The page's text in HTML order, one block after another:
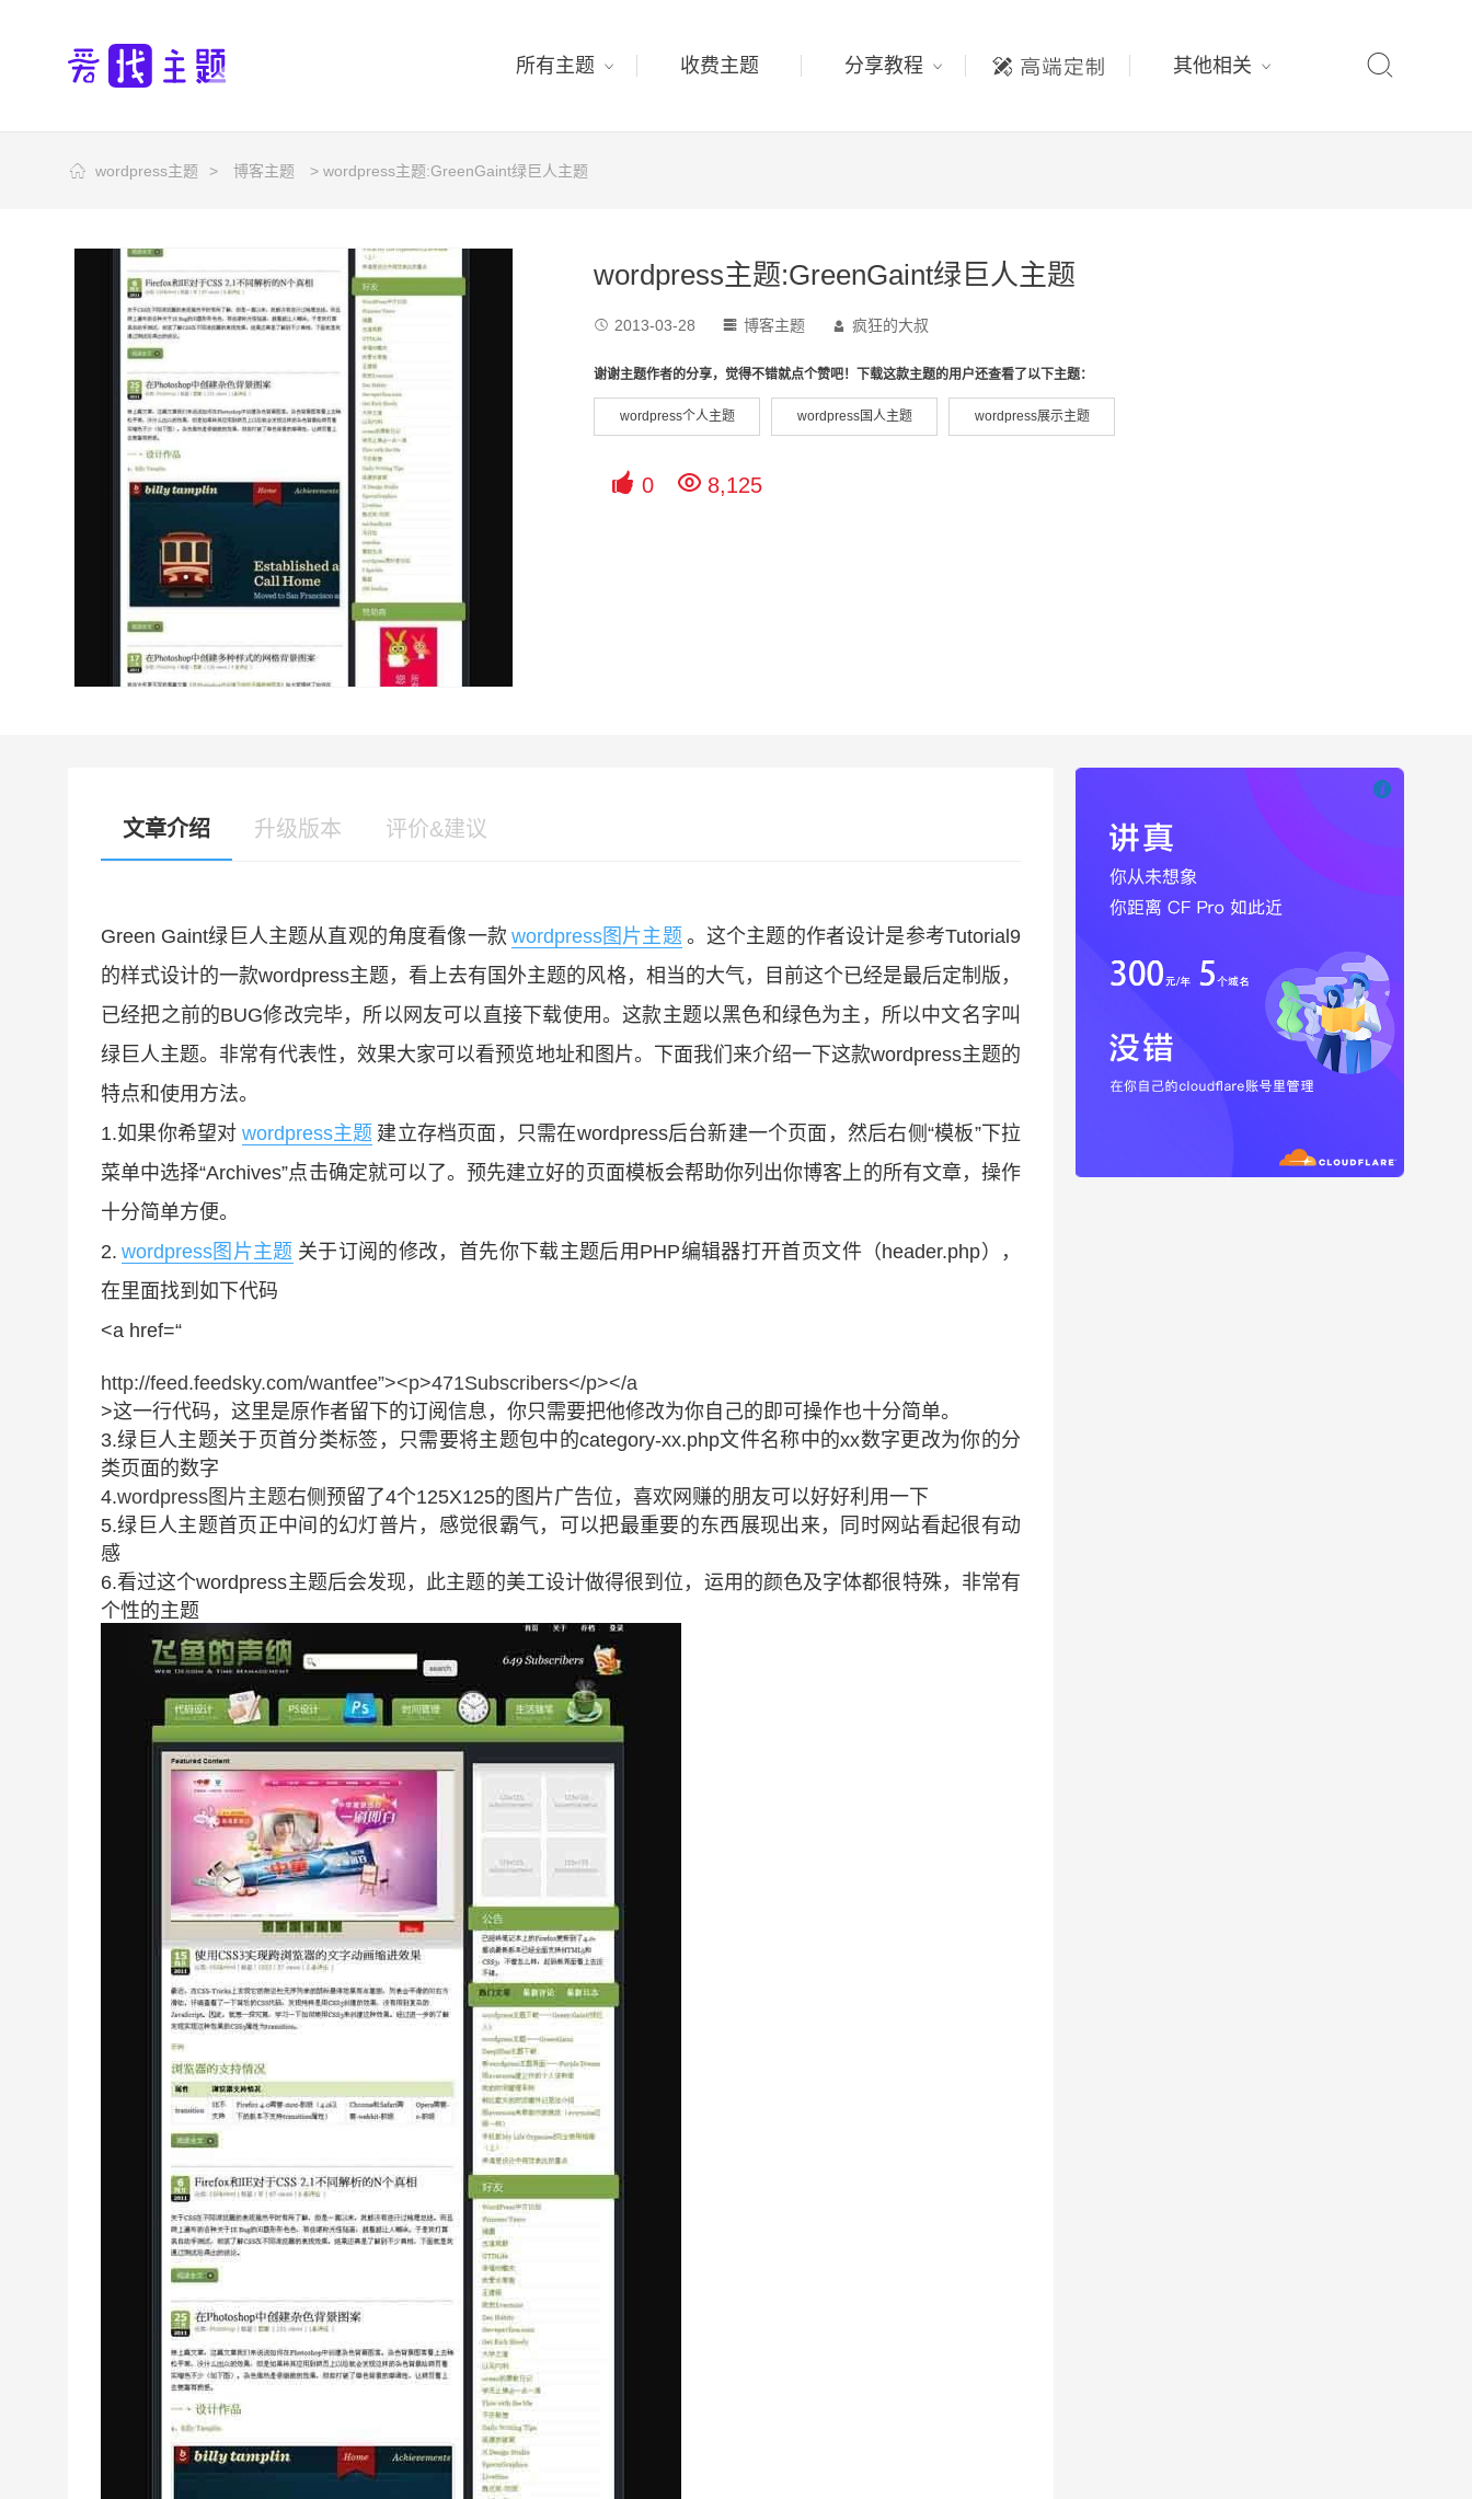
所有主题 收费主题 分享教程 其他相关 
wordpress主题 > 博客主题 > wordpress主题:GreenGaint绿巨人主题
wordpress主题:GreenGaint绿巨人主题
 2013-03-28  博客主题  疯狂的大叔
谢谢主题作者的分享，觉得不错就点个赞吧！下载这款主题的用户还查看了以下主题：
wordpress个人主题 wordpress国人主题 wordpress展示主题
 0  8,125
文章介绍 升级版本 评价&建议
Green Gaint绿巨人主题从直观的角度看像一款 wordpress图片主题 。这个主题的作者设计是参考Tutorial9
的样式设计的一款wordpress主题，看上去有国外主题的风格，相当的大气，目前这个已经是最后定制版，
已经把之前的BUG修改完毕，所以网友可以直接下载使用。这款主题以黑色和绿色为主，所以中文名字叫
绿巨人主题。非常有代表性，效果大家可以看预览地址和图片。下面我们来介绍一下这款wordpress主题的
特点和使用方法。
1.如果你希望对 wordpress主题 建立存档页面，只需在wordpress后台新建一个页面，然后右侧“模板”下拉
菜单中选择“Archives”点击确定就可以了。预先建立好的页面模板会帮助你列出你博客上的所有文章，操作
十分简单方便。
2. wordpress图片主题 关于订阅的修改，首先你下载主题后用PHP编辑器打开首页文件（header.php），
在里面找到如下代码
<a href=“
http://feed.feedsky.com/wantfee”><p>471Subscribers</p></a
>这一行代码，这里是原作者留下的订阅信息，你只需要把他修改为你自己的即可操作也十分简单。
3.绿巨人主题关于页首分类标签，只需要将主题包中的category-xx.php文件名称中的xx数字更改为你的分
类页面的数字
4.wordpress图片主题右侧预留了4个125X125的图片广告位，喜欢网赚的朋友可以好好利用一下
5.绿巨人主题首页正中间的幻灯普片，感觉很霸气，可以把最重要的东西展现出来，同时网站看起很有动
感
6.看过这个wordpress主题后会发现，此主题的美工设计做得很到位，运用的颜色及字体都很特殊，非常有
个性的主题
